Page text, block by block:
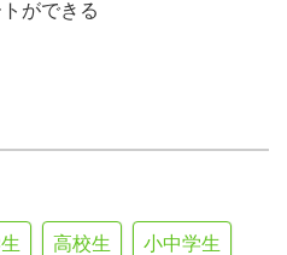
ができる
高校生 小中学生